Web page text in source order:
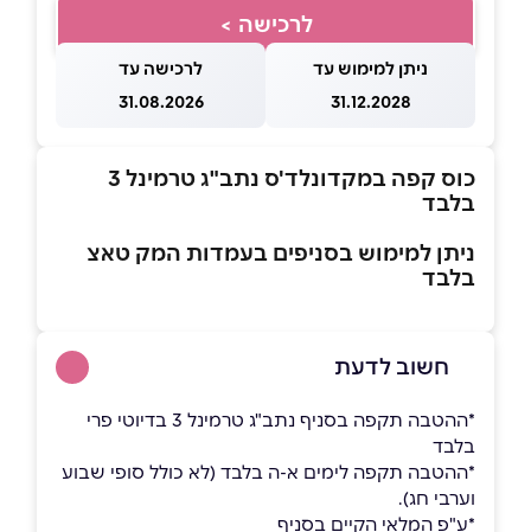
לרכישה >
ניתן למימוש עד
31.12.2028
לרכישה עד
31.08.2026
כוס קפה במקדונלד'ס נתב"ג טרמינל 3
בלבד
ניתן למימוש בסניפים בעמדות המק טאצ
בלבד
חשוב לדעת
*ההטבה תקפה בסניף נתב"ג טרמינל 3 בדיוטי פרי
בלבד
*ההטבה תקפה לימים א-ה בלבד (לא כולל סופי שבוע
וערבי חג).
*ע"פ המלאי הקיים בסניף